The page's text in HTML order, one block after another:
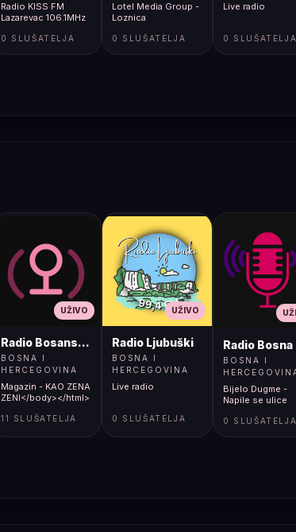
Radio KISS FM
Lazarevac 106.1MHz
0 SLUŠATELJA
Lotel Media Group -
Loznica
0 SLUŠATELJA
Live radio
0 SLUŠATELJA
UŽIVO
Radio Bosanski Brod
BOSNA I
HERCEGOVINA
Magazin - KAO ZENA
ZENI</body></html>
11 SLUŠATELJA
UŽIVO
Radio Ljubuški
BOSNA I
HERCEGOVINA
Live radio
0 SLUŠATELJA
Radio Bosna
BOSNA I
Bijelo Dugme -
Napile se ulice
0 SLUŠATELJA